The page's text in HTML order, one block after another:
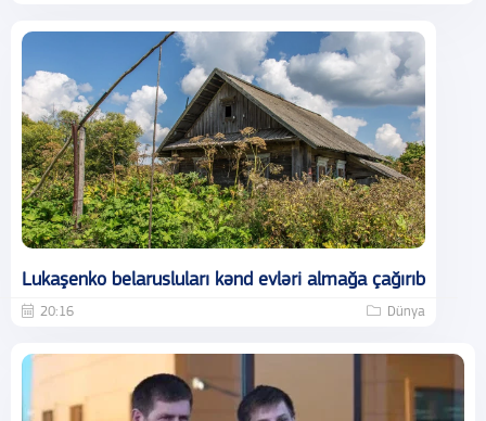
Lukaşenko belarusluları kənd evləri almağa çağırıb
20:16 Dünya